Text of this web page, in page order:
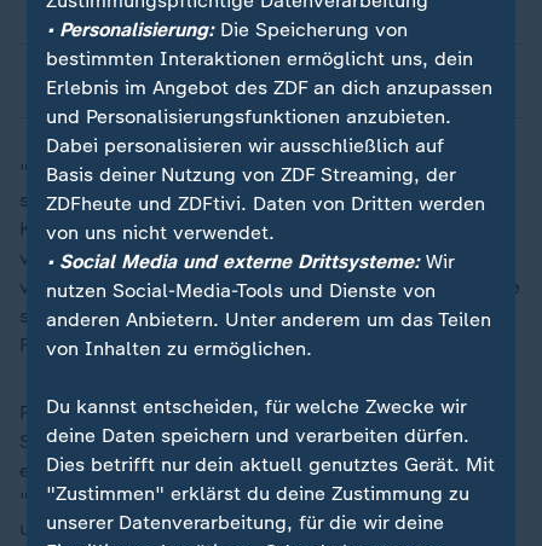
Frauen
Männer
"Dieses Damoklesschwert schwebt schon über uns",
stimmt Rydzek zu und ärgert sich darüber, dass den
Kombinierinnen die Olympia-Premiere in Italien
versagt bleibt: "Wir bereiten uns jetzt auf die Spiele
vor. Sie haben jetzt ein Loch, wo gar keine Wettkämpfe
sind. Das ist hart. Aber solche Entscheidungen treffen
Funktionäre, nicht Sportler."
Rydzek ist Athletensprecher beim Internationalen
Skiverband FIS, aber auch er hat keine Ahnung, ob es
eine Olympia-Zukunft für seinen Sport geben wird:
"Ich bekomme wenig Insights und es ist
undurchsichtig für uns als Athleten, woran das jetzt
• Personalisierung:Die Speicherung von
bestimmten Interaktionen ermöglicht uns, dein
Erlebnis im Angebot des ZDF an dich anzupassen
und Personalisierungsfunktionen anzubieten.
Dabei personalisieren wir ausschließlich auf
Basis deiner Nutzung von ZDF Streaming, der
ZDFheute und ZDFtivi. Daten von Dritten werden
von uns nicht verwendet.
• Social Media und externe Drittsysteme:Wir
nutzen Social-Media-Tools und Dienste von
anderen Anbietern. Unter anderem um das Teilen
von Inhalten zu ermöglichen.
Du kannst entscheiden, für welche Zwecke wir
deine Daten speichern und verarbeiten dürfen.
Dies betrifft nur dein aktuell genutztes Gerät. Mit
"Zustimmen" erklärst du deine Zustimmung zu
unserer Datenverarbeitung, für die wir deine